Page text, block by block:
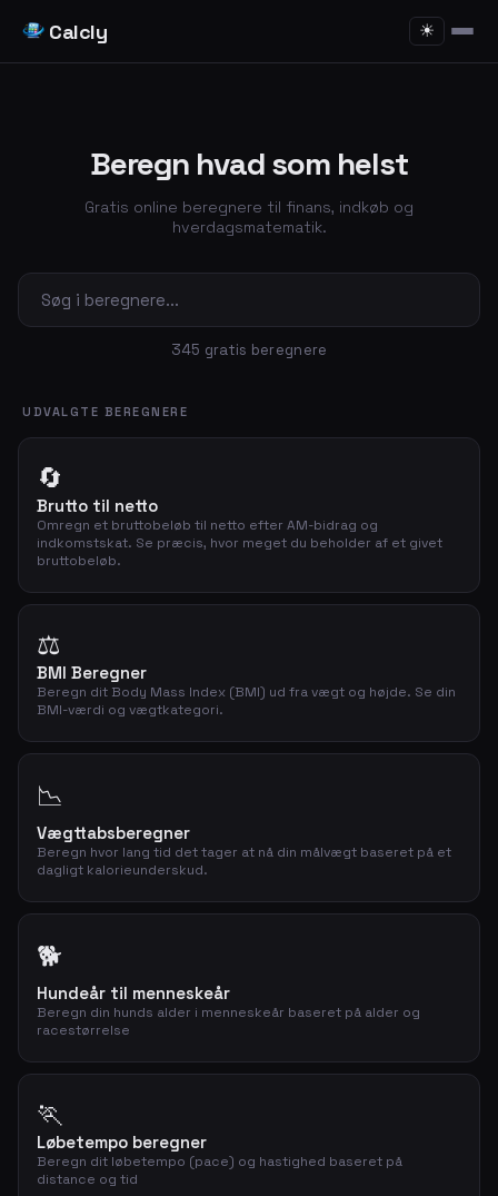
Calcly ☀
Beregn hvad som helst
Gratis online beregnere til finans, indkøb og
hverdagsmatematik.
345 gratis beregnere
UDVALGTE BEREGNERE
🔄
Brutto til netto
Omregn et bruttobeløb til netto efter AM-bidrag og
indkomstskat. Se præcis, hvor meget du beholder af et givet
bruttobeløb.
⚖️
BMI Beregner
Beregn dit Body Mass Index (BMI) ud fra vægt og højde. Se din
BMI-værdi og vægtkategori.
📉
Vægttabsberegner
Beregn hvor lang tid det tager at nå din målvægt baseret på et
dagligt kalorieunderskud.
🐕
Hundeår til menneskeår
Beregn din hunds alder i menneskeår baseret på alder og
racestørrelse
🏃
Løbetempo beregner
Beregn dit løbetempo (pace) og hastighed baseret på
distance og tid